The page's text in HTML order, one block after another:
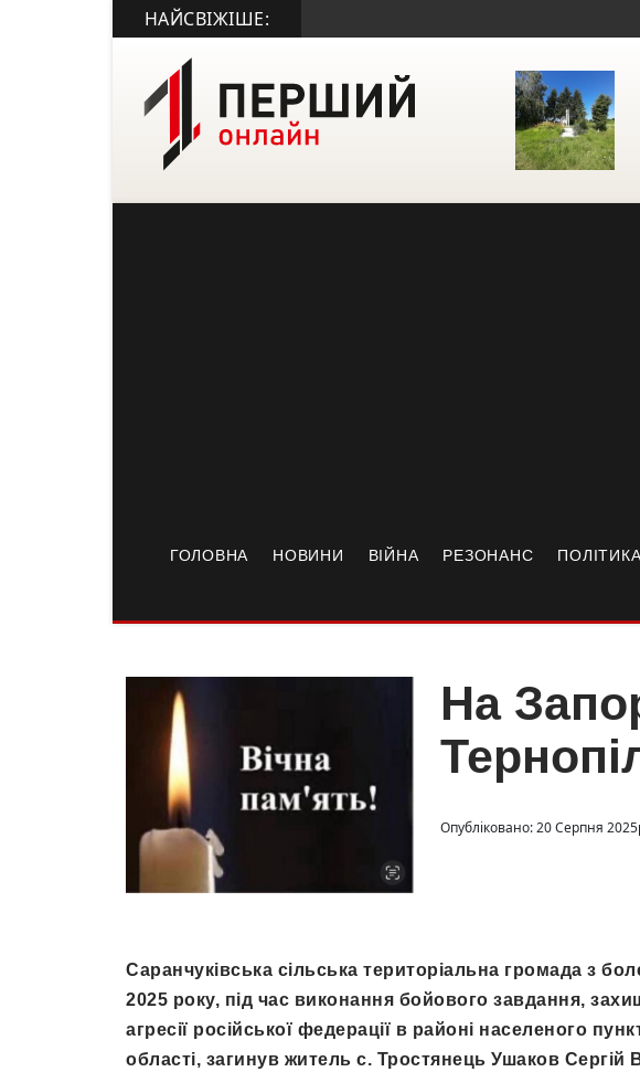
НАЙСВІЖІШЕ:
ГОЛОВНА НОВИНИ ВІЙНА РЕЗОНАНС ПОЛІТИКА
На
Опубліковано: 20 Серпня
Саранчуківська сільська територіальна громада з
2025 року, під час виконання бойового завдання,
агресії російської федерації в районі населеного
області, загинув житель с. Тростянець Ушаков Сергій